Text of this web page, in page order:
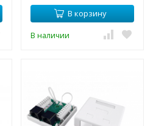
В корзину
В наличии